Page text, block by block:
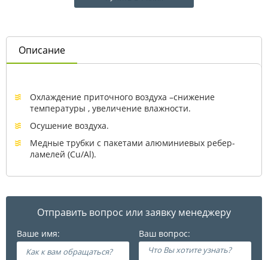
Описание
Охлаждение приточного воздуха –снижение
температуры , увеличение влажности.
Осушение воздуха.
Медные трубки с пакетами алюминиевых ребер-
ламелей (Cu/Al).
Отправить вопрос или заявку менеджеру